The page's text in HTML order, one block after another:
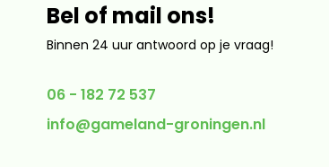
Bel of mail ons!
Binnen 24 uur antwoord op je vraag!
06 - 182 72 537
info@gameland-groningen.nl